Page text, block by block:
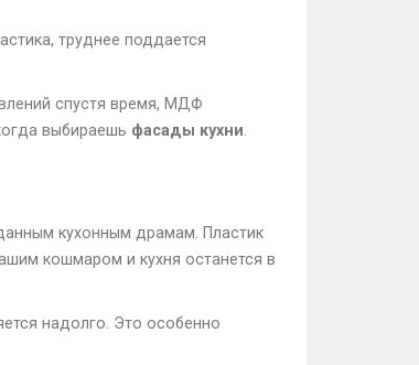
труднее поддается
спустя время, МДФ
выбираешь фасады кухни.
кухонным драмам. Пластик
кошмаром и кухня останется в
надолго. Это особенно